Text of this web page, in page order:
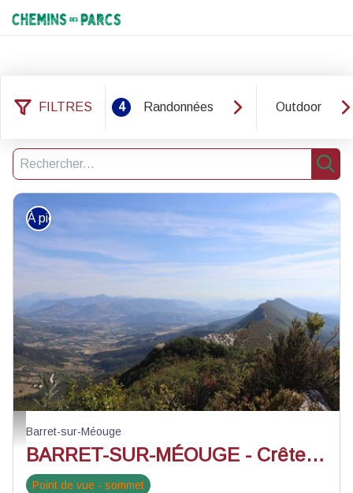
Chemins des Parcs
FILTRES 4 Randonnées Outdoor
54 résultats trouvés
Recherche
La crête de Chabre - ©Manon Saphore
À pied
Barret-sur-Méouge
BARRET-SUR-MÉOUGE - Crête de Chabre depuis le col de la Crousette
Point de vue - sommet